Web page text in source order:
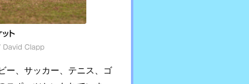
ー、サッカー、テニス、ゴ